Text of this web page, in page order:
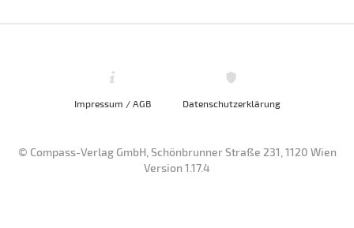
Impressum / AGB Datenschutzerklärung
© Compass-Verlag GmbH, Schönbrunner Straße 231, 1120 Wien
Version 1.17.4